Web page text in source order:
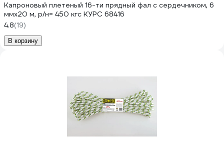
Капроновый плетеный 16-ти прядный фал с сердечником, 6
ммх20 м, р/н= 450 кгс КУРС 68416
4.8(19)
В корзину